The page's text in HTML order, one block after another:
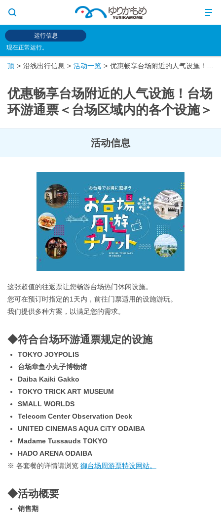
运行信息
现在正常运行。
顶 沿线出行信息 活动一览
优惠畅享台场附近的人气设施！台场
环游通票＜台场区域内的各个设施＞
活动信息
这张超值的往返票让您畅游台场热门休闲设施。
您可在预订时指定的1天内，前往门票适用的设施游玩。
我们提供多种方案，以满足您的需求。
◆符合台场环游通票规定的设施
TOKYO JOYPOLIS
台场章鱼小丸子博物馆
Daiba Kaiki Gakko
TOKYO TRICK ART MUSEUM
SMALL WORLDS
Telecom Center Observation Deck
UNITED CINEMAS AQUA CiTY ODAIBA
Madame Tussauds TOKYO
HADO ARENA ODAIBA
※ 各套餐的详情请浏览 御台场周游票特设网站。
◆活动概要
销售期